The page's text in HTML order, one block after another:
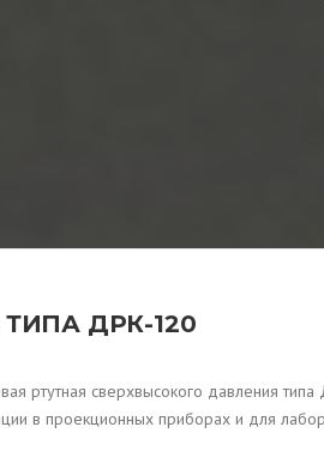
ДРК-120
ртутная сверхвысокого давления
в проекционных приборах и для